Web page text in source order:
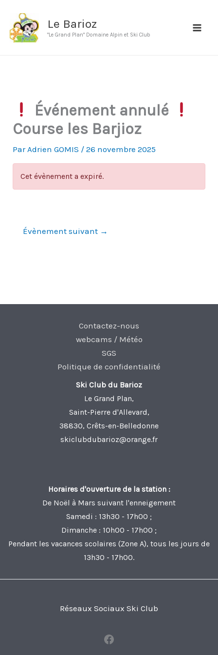
contenu
Le Barioz
"Le Grand Plan" Domaine Alpin et Ski Club
Événement annulé
Course les Barjioz
Par Adrien GOMIS /26 novembre 2025
Cet évènement a expiré.
Évènement suivant →
Contactez-nous
webcams / Météo
SGS
Politique de confidentialité
Ski Club du Barioz
Le Grand Plan,
Saint-Pierre d'Allevard,
38830, Crêts-en-Belledonne
skiclubdubarioz@orange.fr
Horaires d'ouverture de la station :
De Noël à Mars suivant l'enneigement
Samedi : 13h30 - 17h00 ;
Dimanche : 10h00 - 17h00 ;
Pendant les vacances scolaires (Zone A), tous les jours de
13h30 - 17h00.
Réseaux Sociaux Ski Club
Facebook